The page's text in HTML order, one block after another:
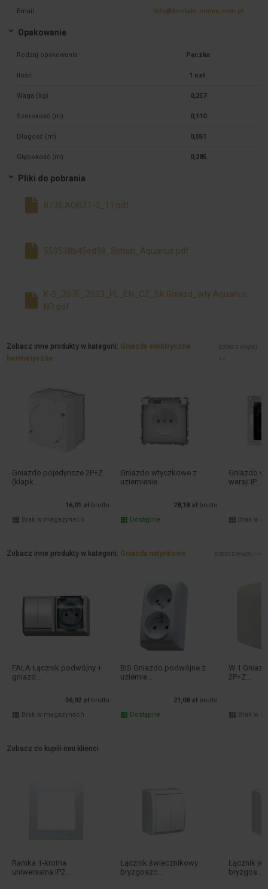
Email info@kontakt-simon.com.pl
Opakowanie
Rodzaj opakowania Paczka
Ilość 1 szt.
Waga (kg) 0,257
Szerokość (m) 0,110
Długość (m) 0,051
Głębokość (m) 0,285
Pliki do pobrania
8736,AQGZ1-3_11.pdf
559538b45ed98_Simon_Aquarius.pdf
K-S_257E_2023_PL_EN_CZ_SK Gniazd_wty Aquarius
NR.pdf
Zobacz inne produkty w kategorii: Gniazda elektryczne
hermetyczne
zobacz więcej
>>
Gniazdo pojedyncze 2P+Z
(klapk...
16,01 zł
brutto
Brak w magazynach
Gniazdo wtyczkowe z
uziemienie...
28,18 zł
brutto
Dostępne
Gniazdo
wersji IP...
Brak w
Zobacz inne produkty w kategorii: Gniazda natynkowe zobacz więcej >>
FALA Łącznik podwójny +
gniazd...
36,92 zł
brutto
Brak w magazynach
BIS Gniazdo podwójne z
uziemie...
21,08 zł
brutto
Dostępne
W.1
2P+Z...
Brak w
Zobacz co kupili inni klienci
Ramka 1-krotna
uniwersalna IP2...
Łącznik świecznikowy
bryzgoszc...
Łącznik
bryzgos...